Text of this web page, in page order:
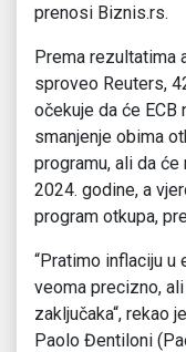
prenosi Biznis.rs.
Prema rezultatima
sproveo Reuters,
očekuje da će
smanjenje obima
programu, ali da
2024. godine, a
program otkupa,
“Pratimo inflaciju u
veoma precizno,
zaključaka“, rekao
Paolo Đentiloni